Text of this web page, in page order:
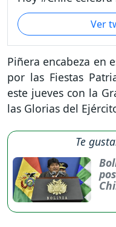
Ver
Piñera encabeza en
por las Fiestas
este jueves con la
las Glorias del
Te